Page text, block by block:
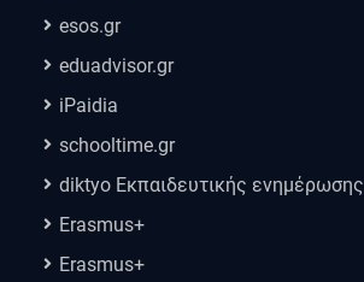
esos.gr
eduadvisor.gr
iPaidia
schooltime.gr
diktyo Εκπαιδευτικής ενημέρωσης
Erasmus+
Erasmus+